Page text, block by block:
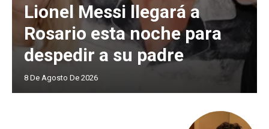
Lionel Messi llegará a
Rosario esta noche para
despedir a su padre
8 De Agosto De 2026